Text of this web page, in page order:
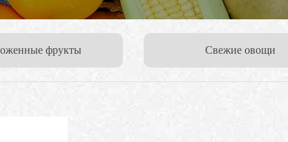
фрукты Свежие овощи